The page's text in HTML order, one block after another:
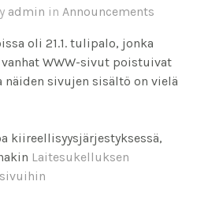
admin in Announcements
oli 21.1. tulipalo, jonka
WWW-sivut poistuivat
näiden sivujen sisältö on vielä
kiireellisyysjärjestyksessä,
Laitesukelluksen